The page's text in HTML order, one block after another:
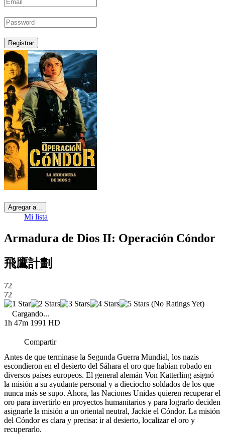
Registrar
Agregar a...
Mi lista
Armadura de Dios II: Operación Cóndor
飛鷹計劃
72
72
(No Ratings Yet)
Cargando...
1h 47m 1991 HD
Compartir
Antes de que terminase la Segunda Guerra Mundial, los nazis
escondieron en el desierto del Sáhara el oro que habían robado en
diversos países europeos. El general alemán Von Katterling asignó
la misión a su ayudante personal y a dieciocho soldados de los que
nunca más se supo. Ahora, las Naciones Unidas quieren recuperar el
oro para invertirlo en proyectos humanitarios y para lograrlo deciden
asignarle la misión a un oriental neutral, Jackie el Cóndor. La misión
del Cóndor es clara y precisa: ir al desierto, localizar el oro y
recuperarlo.